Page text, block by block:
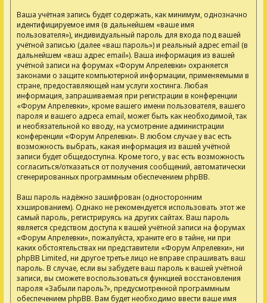
Ваша учётная запись будет содержать, как минимум, однозначно
идентифицируемое имя (в дальнейшем «ваше имя
пользователя»), индивидуальный пароль для входа под вашей
учётной записью (далее «ваш пароль») и реальный адрес email (в
дальнейшем «ваш адрес email»). Ваша информация из вашей
учётной записи на форумах «Форум Апрелевки» охраняется
законами о защите компьютерной информации, применяемыми в
стране, предоставляющей нам услуги хостинга. Любая
информация, запрашиваемая при регистрации в конференции
«Форум Апрелевки», кроме вашего имени пользователя, вашего
пароля и вашего адреса email, может быть как необходимой, так
и необязательной ко вводу, на усмотрение администрации
конференции «Форум Апрелевки». В любом случае у вас есть
возможность выбрать, какая информация из вашей учётной
записи будет общедоступна. Кроме того, у вас есть возможность
согласиться/отказаться от получения сообщений, автоматически
сгенерированных программным обеспечением phpBB.
Ваш пароль надёжно зашифрован (односторонним
хэшированием). Однако не рекомендуется использовать этот же
самый пароль, регистрируясь на других сайтах. Ваш пароль
является средством доступа к вашей учётной записи на форумах
«Форум Апрелевки», пожалуйста, храните его в тайне, ни при
каких обстоятельствах ни представители «Форум Апрелевки», ни
phpBB Limited, ни другое третье лицо не вправе спрашивать ваш
пароль. В случае, если вы забудете ваш пароль к вашей учётной
записи, вы сможете воспользоваться функцией восстановления
пароля «Забыли пароль?», предусмотренной программным
обеспечением phpBB. Вам будет необходимо ввести ваше имя